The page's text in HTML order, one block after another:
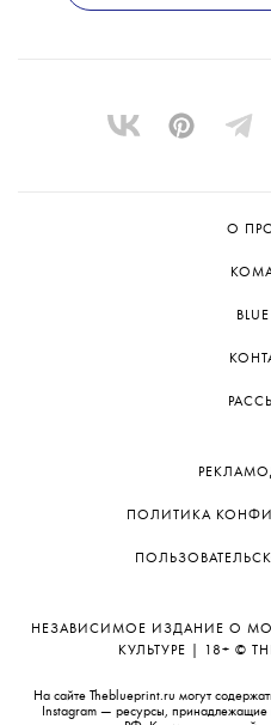
О
ПОЛИТИКА
НЕЗАВИСИМОЕ ИЗДАНИЕ О
КУЛЬТУРЕ | 18+ ©
На сайте Theblueprint.ru могут
Instagram — ресурсы, принадлежащие